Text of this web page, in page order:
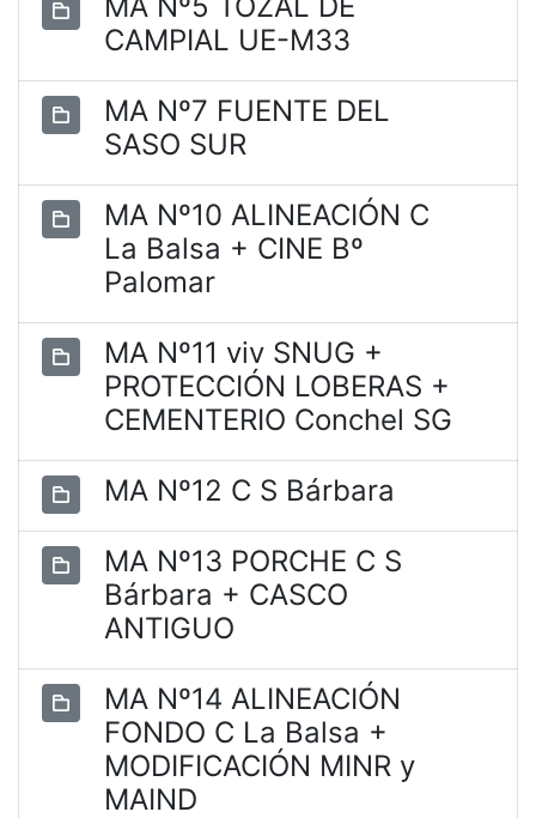
CAMPIAL UE-M33
MA Nº7 FUENTE DEL
SASO SUR
MA Nº10 ALINEACIÓN C
La Balsa + CINE Bº
Palomar
MA Nº11 viv SNUG +
PROTECCIÓN LOBERAS +
CEMENTERIO Conchel SG
MA Nº12 C S Bárbara
MA Nº13 PORCHE C S
Bárbara + CASCO
ANTIGUO
MA Nº14 ALINEACIÓN
FONDO C La Balsa +
MODIFICACIÓN MINR y
MAIND